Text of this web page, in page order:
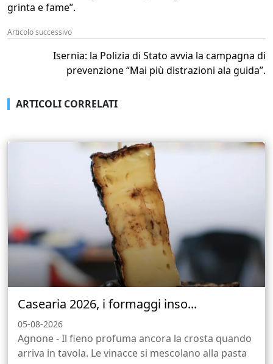
grinta e fame”.
Articolo successivo
Isernia: la Polizia di Stato avvia la campagna di
prevenzione “Mai più distrazioni ala guida”.
ARTICOLI CORRELATI
Casearia 2026, i formaggi inso...
05-08-2026
Agnone - Il fieno profuma ancora la crosta quando
arriva in tavola. Le vinacce si mescolano alla pasta